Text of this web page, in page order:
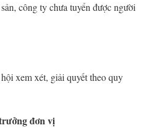
công ty chưa tuyển được người
xem xét, giải quyết theo quy
vị